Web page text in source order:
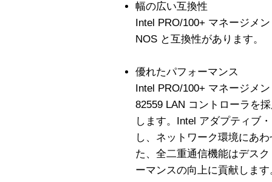
幅の広い互換性
Intel PRO/100+ マネージメ
NOS と互換性があります。
優れたパフォーマンス
Intel PRO/100+ マネージメ
82559 LAN コントローラを
します。Intel アダプティブ
し、ネットワーク環境にあ
た、全二重通信機能はデス
ーマンスの向上に貢献します